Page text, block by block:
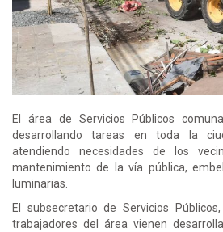
El área de Servicios Públicos
desarrollando tareas en toda la
atendiendo necesidades de los
mantenimiento de la vía pública,
luminarias.
El subsecretario de Servicios
trabajadores del área vienen